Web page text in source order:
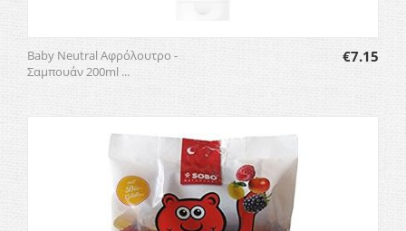
Baby Neutral Αφρόλουτρο -
Σαμπουάν 200ml ...
€7.15